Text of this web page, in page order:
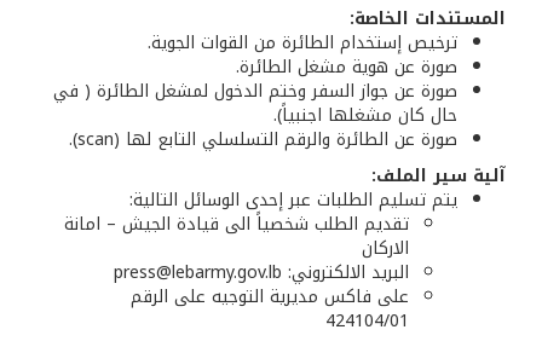
المستندات الخاصة:
ترخيص إستخدام الطائرة من القوات الجوية.
صورة عن هوية مشغل الطائرة.
صورة عن جواز السفر وختم الدخول لمشغل الطائرة ( في
حال كان مشغلها اجنبياً).
صورة عن الطائرة والرقم التسلسلي التابع لها (scan).
آلية سير الملف:
يتم تسليم الطلبات عبر إحدى الوسائل التالية:
تقديم الطلب شخصياً الى قيادة الجيش – امانة
الاركان
البريد الالكتروني: press@lebarmy.gov.lb
على فاكس مديرية التوجيه على الرقم
424104/01